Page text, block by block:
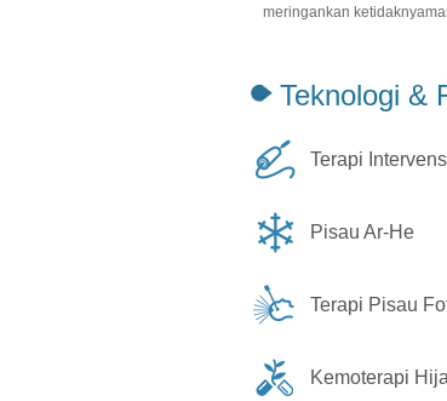
meringankan
Teknologi &
Terapi
Pisau Ar-He
Terapi Pisau
Kemoterapi